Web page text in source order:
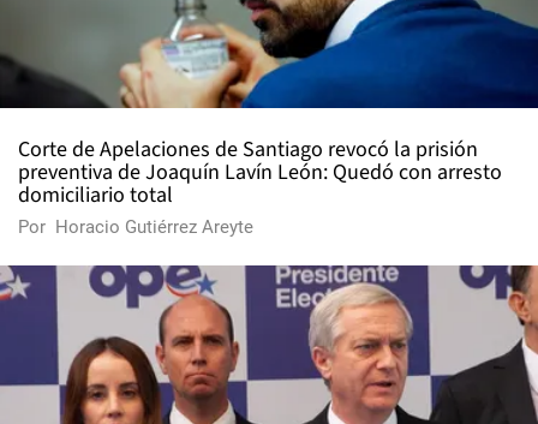
Corte de Apelaciones de Santiago revocó la prisión
preventiva de Joaquín Lavín León: Quedó con arresto
domiciliario total
Por Horacio Gutiérrez Areyte